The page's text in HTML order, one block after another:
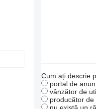
Cum ați descrie
portal de
vânzător de
producător